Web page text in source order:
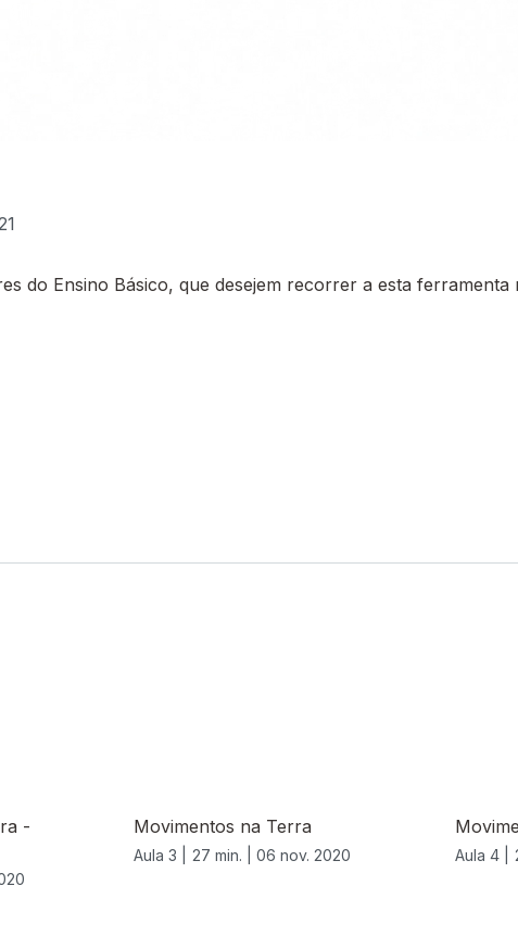
do Ensino Básico, que desejem recorrer a esta ferramenta
-
Movimentos na Terra
Aula 3 | 27 min. | 06 nov. 2020 Aula 4 |